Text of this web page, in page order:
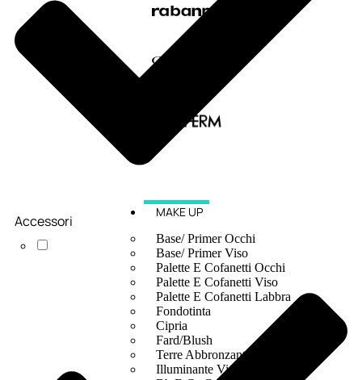
MAKE UP
Base/ Primer Occhi
Base/ Primer Viso
Palette E Cofanetti Occhi
Palette E Cofanetti Viso
Palette E Cofanetti Labbra
Fondotinta
Cipria
Fard/Blush
Terre Abbronzanti
Illuminante Viso
Accessori